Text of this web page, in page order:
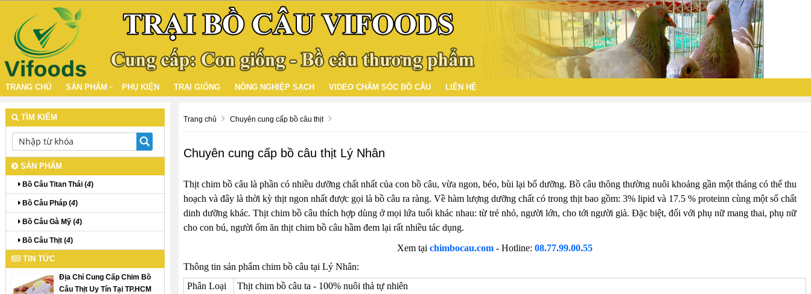
TRANG CHỦ SẢN PHẨM PHỤ KIỆN TRẠI GIỐNG NÔNG NGHIỆP SẠCH VIDEO CHĂM SÓC BỒ CÂU LIÊN HỆ
Trang chủ Chuyên cung cấp bồ câu thịt
Chuyên cung cấp bồ câu thịt Lý Nhân
Thịt chim bồ câu là phần có nhiều dưỡng chất nhất của con bồ câu, vừa ngon, béo, bùi lại bổ dưỡng. Bồ câu thông thường nuôi khoảng gần một tháng có thể thu
hoạch và đây là thời kỳ thịt ngon nhất được gọi là bồ câu ra ràng. Về hàm lượng dưỡng chất có trong thịt bao gồm: 3% lipid và 17.5 % proteinn cùng một số chất
dinh dưỡng khác. Thịt chim bồ câu thích hợp dùng ở mọi lứa tuổi khác nhau: từ trẻ nhỏ, người lớn, cho tới người già. Đặc biệt, đối với phụ nữ mang thai, phụ nữ
cho con bú, người ốm ăn thịt chim bồ câu hầm đem lại rất nhiều tác dụng.
Xem tại chimbocau.com- Hotline: 08.77.99.00.55
Thông tin sản phẩm chim bồ câu tại Lý Nhân:
Phân Loại
Thịt chim bồ câu ta - 100% nuôi thả tự nhiên
TÌM KIẾM
SẢN PHẨM
Bồ Câu Titan Thái (4)
Bồ Câu Pháp (4)
Bồ Câu Gà Mỹ (4)
Bồ Câu Thịt (4)
TIN TỨC
Địa Chỉ Cung Cấp Chim Bồ
Câu Thịt Uy Tín Tại TP.HCM